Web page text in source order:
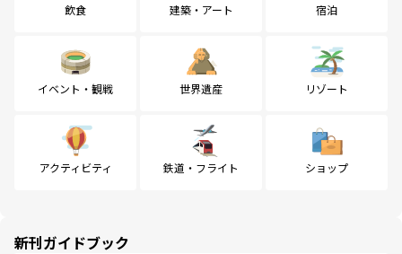
飲食 建築・アート 宿泊
イベント・観戦 世界遺産 リゾート
アクティビティ 鉄道・フライト ショップ
新刊ガイドブック